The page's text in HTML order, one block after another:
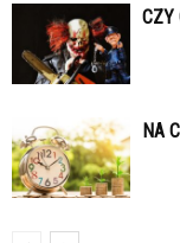
CZY
NA